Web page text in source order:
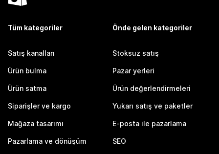
Tüm kategoriler
Satış kanalları
Ürün bulma
Ürün satma
Siparişler ve kargo
Mağaza tasarımı
Pazarlama ve dönüşüm
Önde gelen kategoriler
Stoksuz satış
Pazar yerleri
Ürün değerlendirmeleri
Yukarı satış ve paketler
E-posta ile pazarlama
SEO